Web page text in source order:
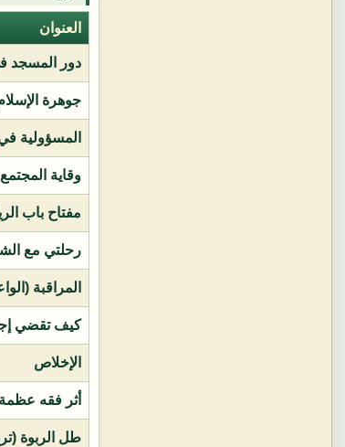
العنوان
دور المسجد
جوهرة
المسؤولية
وقاية
مفتاح باب
رحلتي مع
المراقبة
كيف تقضي
الإخلاص
أثر فقه
طل الربوة